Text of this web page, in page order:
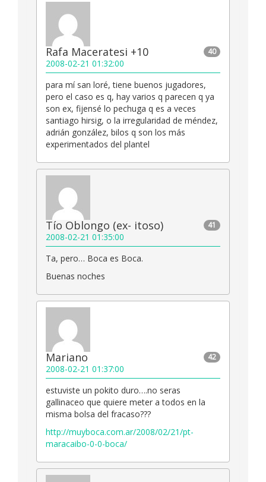
40
Rafa Maceratesi +10
2008-02-21 01:32:00
para mí san loré, tiene buenos jugadores,
pero el caso es q, hay varios q parecen q ya
son ex, fijensé lo pechuga q es a veces
santiago hirsig, o la irregularidad de méndez,
adrián gonzález, bilos q son los más
experimentados del plantel
41
Tío Oblongo (ex- itoso)
2008-02-21 01:35:00
Ta, pero… Boca es Boca.
Buenas noches
42
Mariano
2008-02-21 01:37:00
estuviste un pokito duro….no seras
gallinaceo que quiere meter a todos en la
misma bolsa del fracaso???
http://muyboca.com.ar/2008/02/21/pt-
maracaibo-0-0-boca/